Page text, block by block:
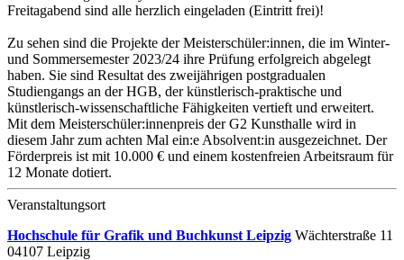
Freitagabend sind alle herzlich eingeladen (Eintritt frei)!
Zu sehen sind die Projekte der Meisterschüler:innen, die im Winter-
und Sommersemester 2023/24 ihre Prüfung erfolgreich abgelegt
haben. Sie sind Resultat des zweijährigen postgradualen
Studiengangs an der HGB, der künstlerisch-praktische und
künstlerisch-wissenschaftliche Fähigkeiten vertieft und erweitert.
Mit dem Meisterschüler:innenpreis der G2 Kunsthalle wird in
diesem Jahr zum achten Mal ein:e Absolvent:in ausgezeichnet. Der
Förderpreis ist mit 10.000 € und einem kostenfreien Arbeitsraum für
12 Monate dotiert.
Veranstaltungsort
Hochschule für Grafik und Buchkunst Leipzig Wächterstraße 11
04107 Leipzig